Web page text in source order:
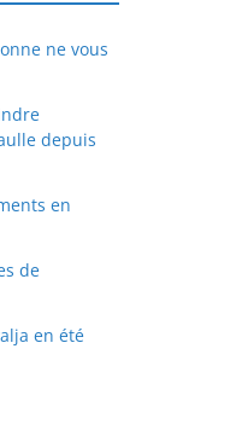
ne vous
depuis
en
de
en été